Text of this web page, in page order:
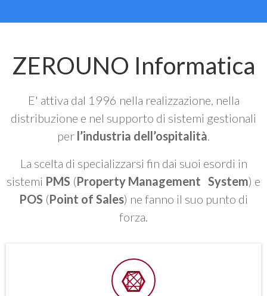
ZEROUNO Informatica
E' attiva dal 1996 nella realizzazione, nella
distribuzione e nel supporto di sistemi gestionali
per l’industria dell’ospitalità
La scelta di specializzarsi fin dai suoi esordi in
sistemi PMS (Property Management System) e
POS (Point of Sales) ne fanno il suo punto di
forza.